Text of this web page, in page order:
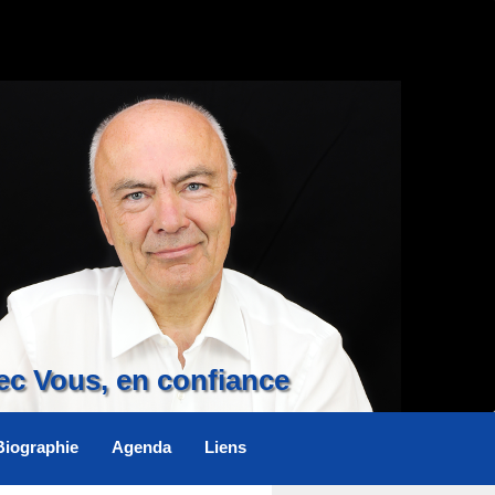
Vous, en confiance
Agenda Liens